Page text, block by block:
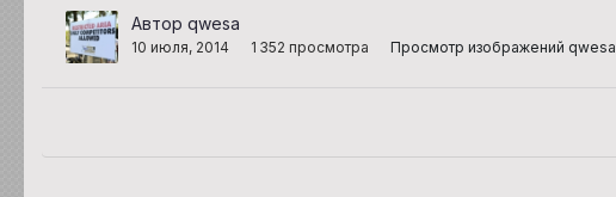
Автор qwesa
10 июля, 2014 1 352 просмотра Просмотр изображений qwesa